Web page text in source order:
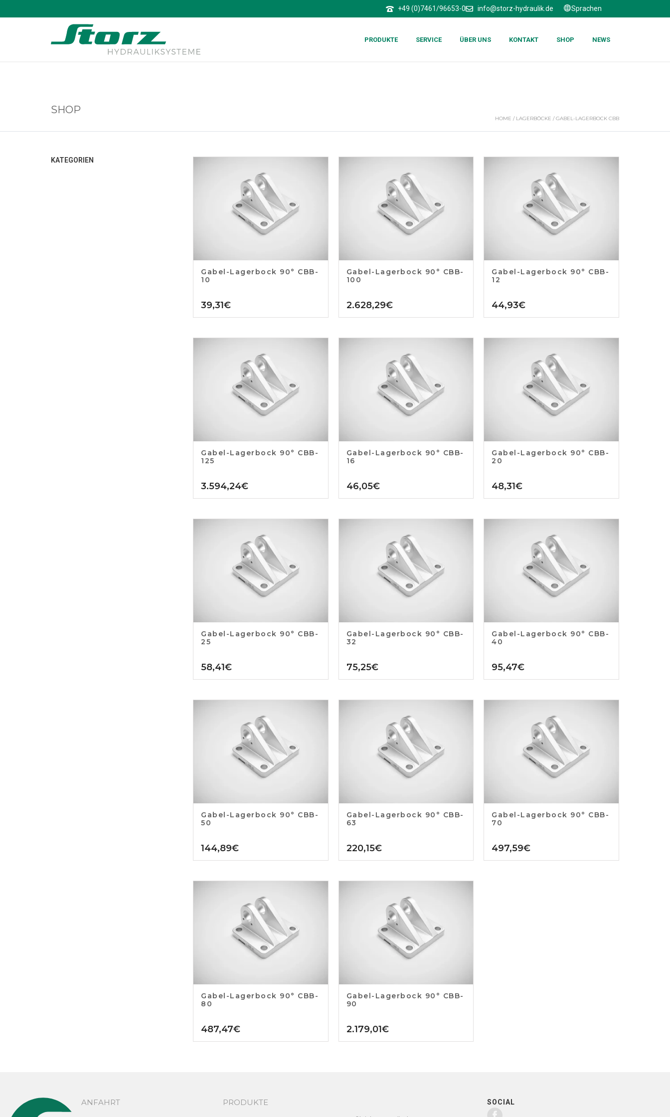
+49 (0)7461/96653-0 info@storz-hydraulik.de Sprachen
PRODUKTE SERVICE ÜBER UNS KONTAKT SHOP NEWS
SHOP
HOME / LAGERBÖCKE / GABEL-LAGERBOCK CBB
KATEGORIEN
Gabel-Lagerbock 90° CBB-
10
39,31€
Gabel-Lagerbock 90° CBB-
100
2.628,29€
Gabel-Lagerbock 90° CBB-
12
44,93€
Gabel-Lagerbock 90° CBB-
125
3.594,24€
Gabel-Lagerbock 90° CBB-
16
46,05€
Gabel-Lagerbock 90° CBB-
20
48,31€
Gabel-Lagerbock 90° CBB-
25
58,41€
Gabel-Lagerbock 90° CBB-
32
75,25€
Gabel-Lagerbock 90° CBB-
40
95,47€
Gabel-Lagerbock 90° CBB-
50
144,89€
Gabel-Lagerbock 90° CBB-
63
220,15€
Gabel-Lagerbock 90° CBB-
70
497,59€
Gabel-Lagerbock 90° CBB-
80
487,47€
Gabel-Lagerbock 90° CBB-
90
2.179,01€
ANFAHRT PRODUKTE SOCIAL